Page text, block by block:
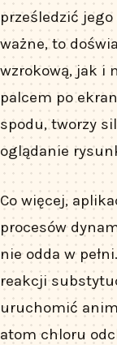
prześledzić
ważne, to
wzrokową, jak i
palcem po
spodu, tworzy
oglądanie
Co więcej,
procesów
nie odda w
reakcji
uruchomić
atom chloru